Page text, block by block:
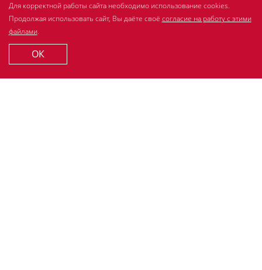
Полезно знать
Спросите стоматолога
Для корректной работы сайта необходимо использование cookies.
Продолжая использовать сайт, Вы даёте своё согласие на работу с этими
файлами.
ОК